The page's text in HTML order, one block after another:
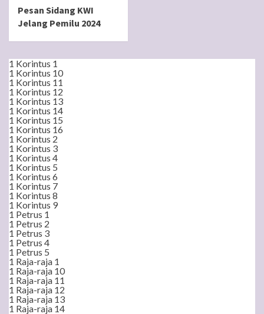
Pesan Sidang KWI
Jelang Pemilu 2024
1 Korintus 1
1 Korintus 10
1 Korintus 11
1 Korintus 12
1 Korintus 13
1 Korintus 14
1 Korintus 15
1 Korintus 16
1 Korintus 2
1 Korintus 3
1 Korintus 4
1 Korintus 5
1 Korintus 6
1 Korintus 7
1 Korintus 8
1 Korintus 9
1 Petrus 1
1 Petrus 2
1 Petrus 3
1 Petrus 4
1 Petrus 5
1 Raja-raja 1
1 Raja-raja 10
1 Raja-raja 11
1 Raja-raja 12
1 Raja-raja 13
1 Raja-raja 14